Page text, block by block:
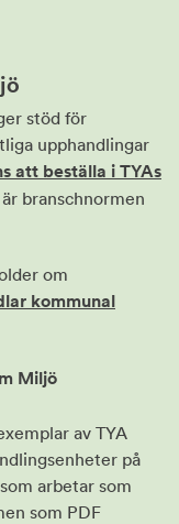
stöd för
upphandlingar
att beställa i TYAs
branschnormen
om
kommunal
Miljö
av TYA
på
arbetar som
som PDF